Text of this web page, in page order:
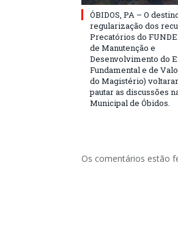
ÓBIDOS, PA – O
regularização dos
Precatórios do
de Manutenção e
Desenvolvimento do
Fundamental e de
do Magistério)
pautar as discussões
Municipal de Óbidos.
Os comentários estão